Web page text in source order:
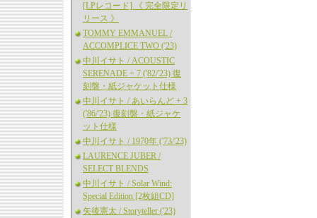
[LPレコード] 《 完全限定リ
リース 》
TOMMY EMMANUEL /
ACCOMPLICE TWO ('23)
中川イサト / ACOUSTIC
SERENADE + 7 ('82/'23) 復
刻盤・紙ジャケット仕様
中川イサト / あいらんど + 3
('86/'23) 復刻盤・紙ジャケ
ット仕様
中川イサト / 1970年 ('73/'23)
LAURENCE JUBER /
SELECT BLENDS
中川イサト / Solar Wind:
Special Edition [2枚組CD]
矢後憲太 / Storyteller ('23)